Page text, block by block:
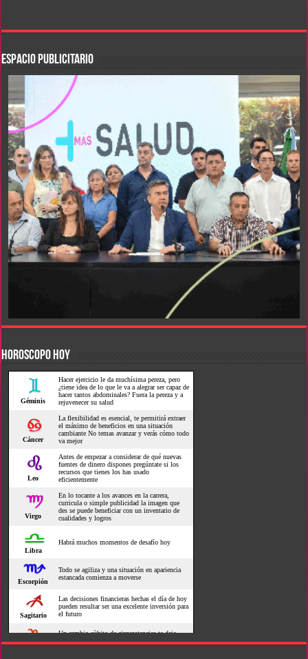
ESPACIO PUBLICITARIO
HOROSCOPO HOY